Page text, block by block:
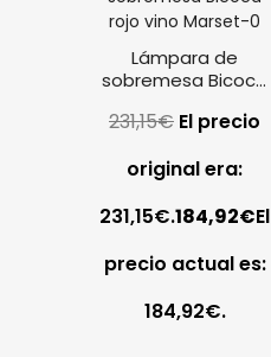
Lámpara de
sobremesa Bicoca
231,15€ El precio
original era:
231,15€.184,92€El
precio actual es:
184,92€.